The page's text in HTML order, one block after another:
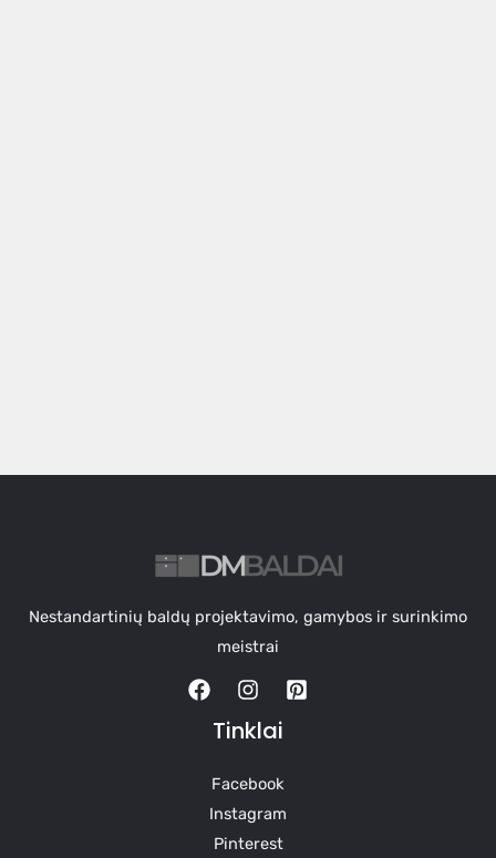
Nestandartinių baldų projektavimo, gamybos ir surinkimo
meistrai
Tinklai
Facebook
Instagram
Pinterest